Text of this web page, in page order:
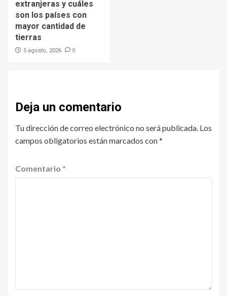
extranjeras y cuáles
son los países con
mayor cantidad de
tierras
5 agosto, 2026 0
Deja un comentario
Tu dirección de correo electrónico no será publicada. Los
campos obligatorios están marcados con*
Comentario *